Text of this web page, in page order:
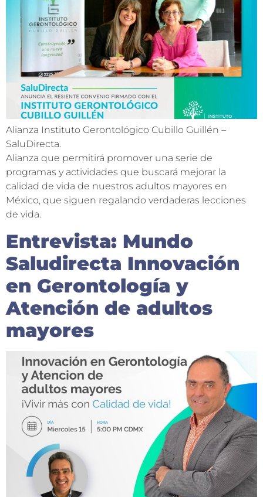
Alianza Instituto Gerontológico Cubillo Guillén –
SaluDirecta.
Alianza que permitirá promover una serie de
programas y actividades que buscará mejorar la
calidad de vida de nuestros adultos mayores en
México, que siguen regalando verdaderas lecciones
de vida.
Entrevista: Mundo
Saludirecta Innovación
en Gerontología y
Atención de adultos
mayores